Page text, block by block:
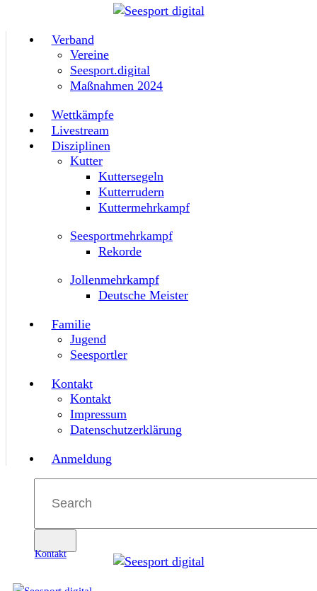
Verband
Vereine
Seesport.digital
Maßnahmen 2024
Wettkämpfe
Livestream
Disziplinen
Kutter
Kuttersegeln
Kutterrudern
Kuttermehrkampf
Seesportmehrkampf
Rekorde
Jollenmehrkampf
Deutsche Meister
Familie
Jugend
Seesportler
Kontakt
Kontakt
Impressum
Datenschutzerklärung
Anmeldung
Kontakt